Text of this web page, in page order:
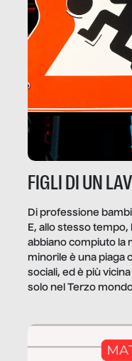
FIGLI DI UN
Di professione
E, allo stesso
abbiano compiuto la
minorile è una piaga
sociali, ed è più
solo nel Terzo